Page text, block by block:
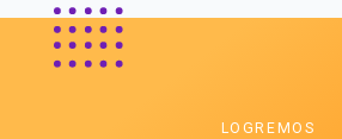
LOGREMOS